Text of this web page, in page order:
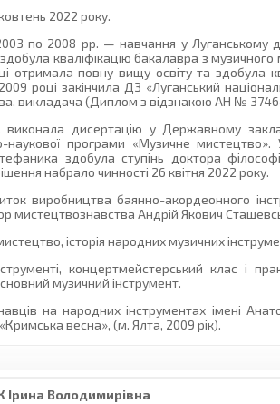
2022 року.
по 2008 рр. — навчання у Луганському
кваліфікацію бакалавра з
повну вищу освіту та здобула
році закінчила ДЗ «Луганський
викладача (Диплом з відзнакою АН №
виконала дисертацію у Державному
програми «Музичне мистецтво».
здобула ступінь доктора
набрало чинності 26 квітня 2022 року.
виробництва баянно-акордеонного
мистецтвознавства Андрій Якович
історія народних музичних
концертмейстерський клас і
музичний інструмент.
на народних інструментах імені
весна», (м. Ялта, 2009 рік).
Ірина Володимирівна